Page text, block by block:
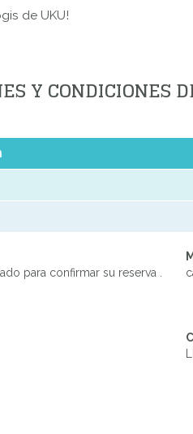
de UKU!
Y CONDICIONES
para confirmar su reserva .